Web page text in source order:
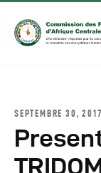
SEPTEMBRE 30, 2017